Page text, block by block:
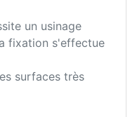
un usinage
fixation s'effectue
surfaces très